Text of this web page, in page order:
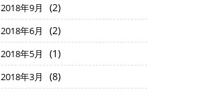
2018年9月 (2)
2018年6月 (2)
2018年5月 (1)
2018年3月 (8)